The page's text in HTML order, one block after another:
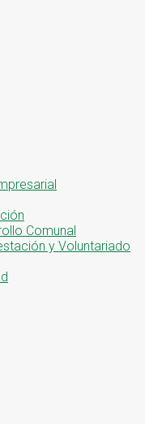
Comunal
y Voluntariado